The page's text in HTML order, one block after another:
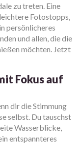
zu treten. Eine
Fotostopps,
persönlicheres
und allen, die die
möchten. Jetzt
Fokus auf
dir die Stimmung
selbst. Du tauschst
Wasserblicke,
entspannteres